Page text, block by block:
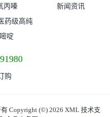
丙嗪
药级高纯
粉
啶
新闻资讯
购
Copyright (©) 2026 XML技术支